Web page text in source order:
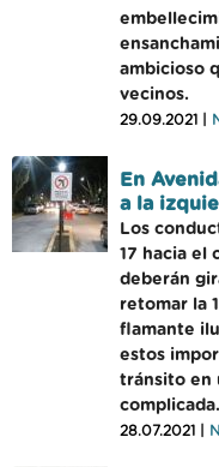
ambicioso
vecinos.
29.09.2021 |
En
a la
Los
17 hacia el
deberán
retomar la
flamante
estos
tránsito en
complicada.
28.07.2021 |